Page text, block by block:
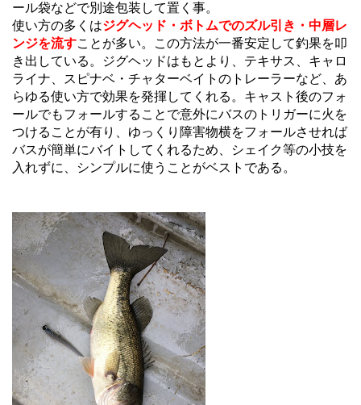
ール袋などで別途包装して置く事。
使い方の多くはジグヘッド・ボトムでのズル引き・中層レ
ンジを流すことが多い。この方法が一番安定して釣果を叩
き出している。
ジグヘッドはもとより、テキサス、キャロ
ライナ、スピナベ・チャターベイトのトレーラーなど、あ
らゆる使い方で効果を発揮してくれる。キャスト後のフォ
ールでもフォールすることで意外にバスのトリガーに火を
つけることが有り、ゆっくり障害物横をフォールさせれば
バスが簡単にバイトしてくれるため、
シェイク等の小技を
入れずに、シンプルに使うことがベストである。